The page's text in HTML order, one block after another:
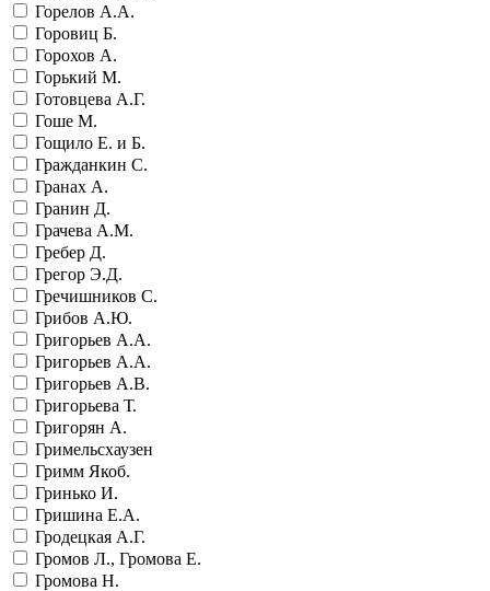
Горелов А.А.
Горовиц Б.
Горохов А.
Горький М.
Готовцева А.Г.
Гоше М.
Гощило Е. и Б.
Гражданкин С.
Гранах А.
Гранин Д.
Грачева А.М.
Гребер Д.
Грегор Э.Д.
Гречишников С.
Грибов А.Ю.
Григорьев А.А.
Григорьев А.А.
Григорьев А.В.
Григорьева Т.
Григорян А.
Гримельсхаузен
Гримм Якоб.
Гринько И.
Гришина Е.А.
Гродецкая А.Г.
Громов Л., Громова Е.
Громова Н.